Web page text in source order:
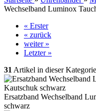
Wechselband Luminox
« Erster
« zurück
weiter »
Letzter »
31 Artikel in dieser Kategorie
Ersatzband Wechselband
schwarz